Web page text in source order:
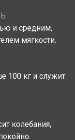
и средним,
мягкости.
100 кг и служит
колебания,